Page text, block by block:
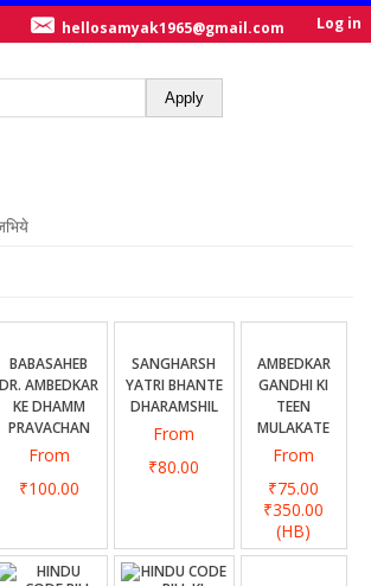
hellosamyak1965@gmail.com Log in
BABASAHEB
DR. AMBEDKAR
KE DHAMM
PRAVACHAN
From
₹100.00
SANGHARSH
YATRI BHANTE
DHARAMSHIL
From
₹80.00
AMBEDKAR
GANDHI KI
TEEN
MULAKATE
From
₹75.00
₹350.00
(HB)